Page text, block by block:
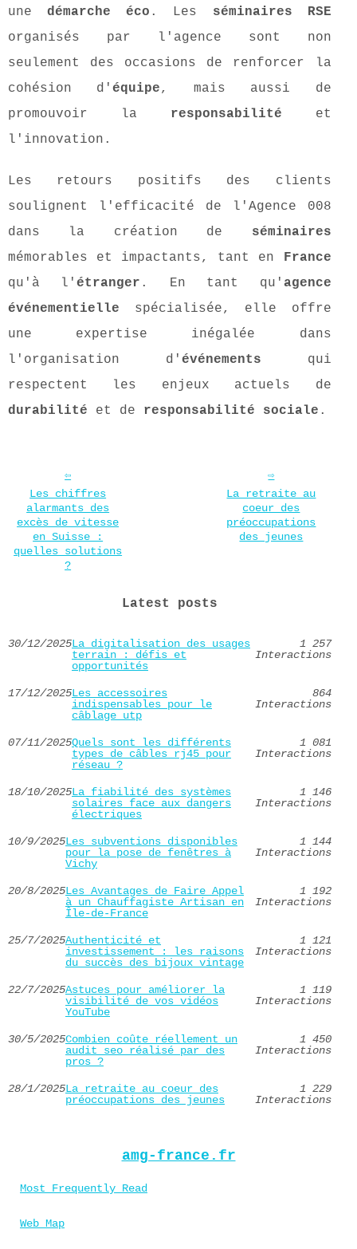
unedémarche éco . Les séminaires RSE
organisés par l'agence sont non
seulement des occasions de renforcer la
cohésion d'équipe, mais aussi de
promouvoir la responsabilité et
l'innovation.
Les retours positifs des clients
soulignent l'efficacité de l'Agence 008
dans la création de séminaires
mémorables et impactants, tant en France
qu'à l'étranger . En tant qu' agence
événementielle spécialisée, elle offre
une expertise inégalée dans
l'organisation d' événements qui
respectent les enjeux actuels de
durabilité et de responsabilité sociale .
Les chiffres
alarmants des
excès de vitesse
en Suisse :
quelles solutions
?
La retraite au
coeur des
préoccupations
des jeunes
Latest posts
30/12/2025La digitalisation des usages
terrain : défis et
opportunités
1 257
Interactions
17/12/2025Les accessoires
indispensables pour le
câblage utp
864
Interactions
07/11/2025Quels sont les différents
types de câbles rj45 pour
réseau ?
1 081
Interactions
18/10/2025La fiabilité des systèmes
solaires face aux dangers
électriques
1 146
Interactions
10/9/2025Les subventions disponibles
pour la pose de fenêtres à
Vichy
1 144
Interactions
20/8/2025Les Avantages de Faire Appel
à un Chauffagiste Artisan en
Île-de-France
1 192
Interactions
25/7/2025Authenticité et
investissement : les raisons
du succès des bijoux vintage
1 121
Interactions
22/7/2025Astuces pour améliorer la
visibilité de vos vidéos
YouTube
1 119
Interactions
30/5/2025Combien coûte réellement un
audit seo réalisé par des
pros ?
1 450
Interactions
28/1/2025La retraite au coeur des
préoccupations des jeunes
1 229
Interactions
amg-france.fr
Most Frequently Read
Web Map